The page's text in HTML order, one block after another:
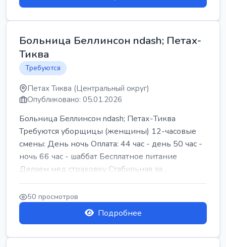
Больница Беллинсон ndash; Петах-
Тиква
Требуются
Петах Тиква (Центральный округ)
Опубликовано: 05.01.2026
Больница Беллинсон ndash; Петах-Тиква
Требуются уборщицы (женщины) 12-часовые
смены: День ночь Оплата: 44 час - день 50 час -
ночь 66 час - шаббат Бесплатное питание
Делаем мед страховку Стабильная за...
50 просмотров
Подробнее